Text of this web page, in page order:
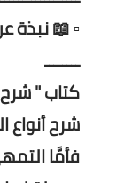
▫️ 📖 نبذة
ــــــــ
كتاب "
شرح
فأمَّا